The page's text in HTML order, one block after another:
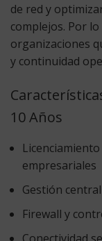
de red y
complejos. Por
organizaciones
y continuidad
10 Años
empresariales
Gestión
Firewall y